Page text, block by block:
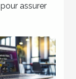
assurer